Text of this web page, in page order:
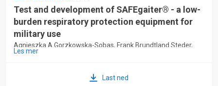
Test and development of SAFEgaiter® - a low-
burden respiratory protection equipment for
military use
Agnieszka A Gorzkowska-Sobas, Frank Brundtland Steder,
Gorm Krogh Selj, Øyvind Albert Voie
Les mer
Last ned